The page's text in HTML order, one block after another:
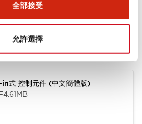
全部接受
允許選擇
標準 其他
式 控制元件 (中文簡體版)
4.61MB